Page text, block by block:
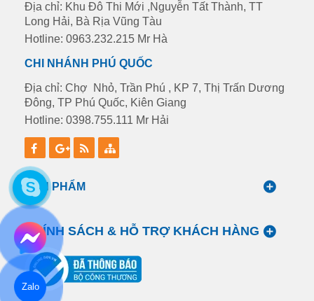
Địa chỉ: Khu Đô Thi Mới ,Nguyễn Tất Thành, TT
Long Hải, Bà Rịa Vũng Tàu
Hotline: 0963.232.215 Mr Hà
CHI NHÁNH PHÚ QUỐC
Địa chỉ: Chợ Nhỏ, Trần Phú , KP 7, Thị Trấn Dương
Đông, TP Phú Quốc, Kiên Giang
Hotline: 0398.755.111 Mr Hải
SẢN PHẨM
CHÍNH SÁCH & HỖ TRỢ KHÁCH HÀNG
Zalo